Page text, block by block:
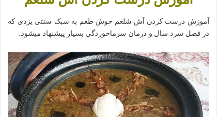
آموزش درست کردن آش شلغم خوش طعم به سبک سنتی یزدی که
در فصل سرد سال و درمان سرماخوردگی بسیار پیشنهاد میشود.